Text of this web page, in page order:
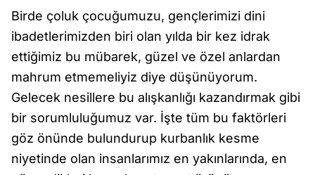
Birde çoluk çocuğumuzu, gençlerimizi dini
ibadetlerimizden biri olan yılda bir kez idrak
ettiğimiz bu mübarek, güzel ve özel anlardan
mahrum etmemeliyiz diye düşünüyorum.
Gelecek nesillere bu alışkanlığı kazandırmak gibi
bir sorumluluğumuz var. İşte tüm bu faktörleri
göz önünde bulundurup kurbanlık kesme
niyetinde olan insanlarımız en yakınlarında, en